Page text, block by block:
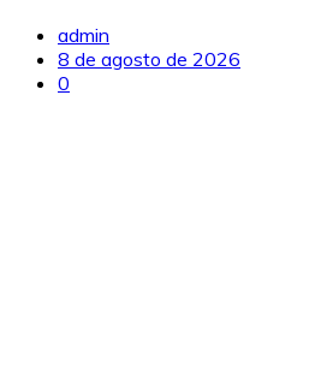
admin
8 de agosto de 2026
0